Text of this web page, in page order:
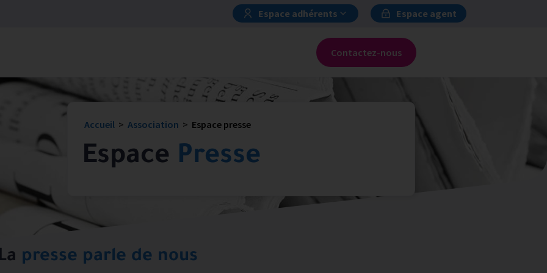
Espace adhérents
Espace agent
Contactez-nous
Accueil > Association > Espace presse
Espace Presse
La presse parle de nous